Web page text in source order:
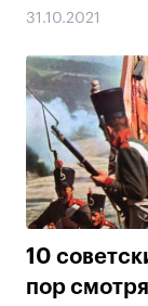
31.10.2021
10
пор